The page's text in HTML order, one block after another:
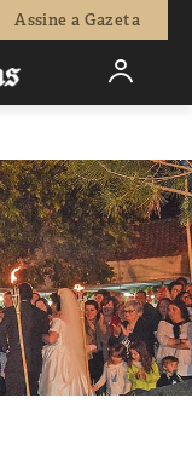
Assine a Gazeta